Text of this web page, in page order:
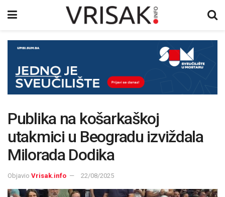
Publika na košarkaškoj
utakmici u Beogradu izviždala
Milorada Dodika
Objavio Vrisak.info 22/08/2025